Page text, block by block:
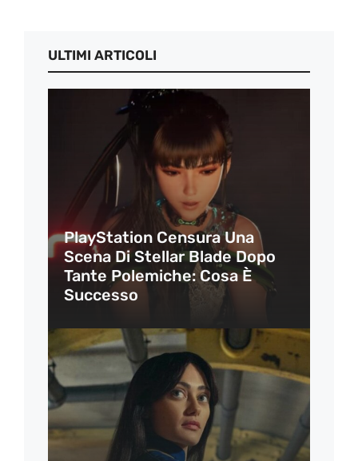
ULTIMI ARTICOLI
PlayStation Censura Una
Scena Di Stellar Blade Dopo
Tante Polemiche: Cosa È
Successo